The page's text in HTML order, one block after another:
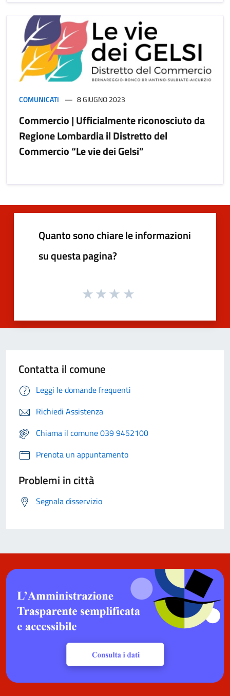
COMUNICATI 8 GIUGNO 2023
Commercio | Ufficialmente riconosciuto da
Regione Lombardia il Distretto del
Commercio “Le vie dei Gelsi”
Quanto sono chiare le informazioni
su questa pagina?
Contatta il comune
Leggi le domande frequenti
Richiedi Assistenza
Chiama il comune 039 9452100
Prenota un appuntamento
Problemi in città
Segnala disservizio